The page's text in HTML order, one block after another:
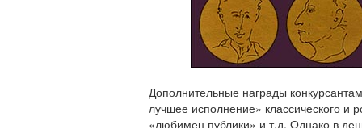
Дополнительные награды
лучшее исполнение» классического и
«любимец публики» и т.д. Однако в